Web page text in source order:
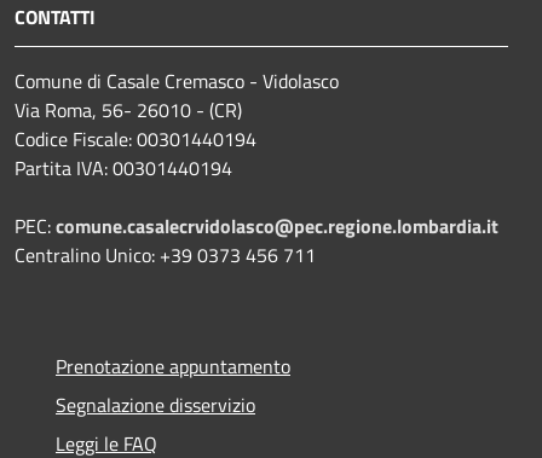
CONTATTI
Comune di Casale Cremasco - Vidolasco
Via Roma, 56- 26010 - (CR)
Codice Fiscale: 00301440194
Partita IVA: 00301440194
PEC:comune.casalecrvidolasco@pec.regione.lombardia.it
Centralino Unico: +39 0373 456 711
Prenotazione appuntamento
Segnalazione disservizio
Leggi le FAQ